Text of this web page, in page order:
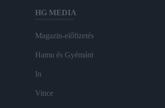
HG MEDIA
Magazin-előfizetés
Hamu és Gyémánt
In
Vince